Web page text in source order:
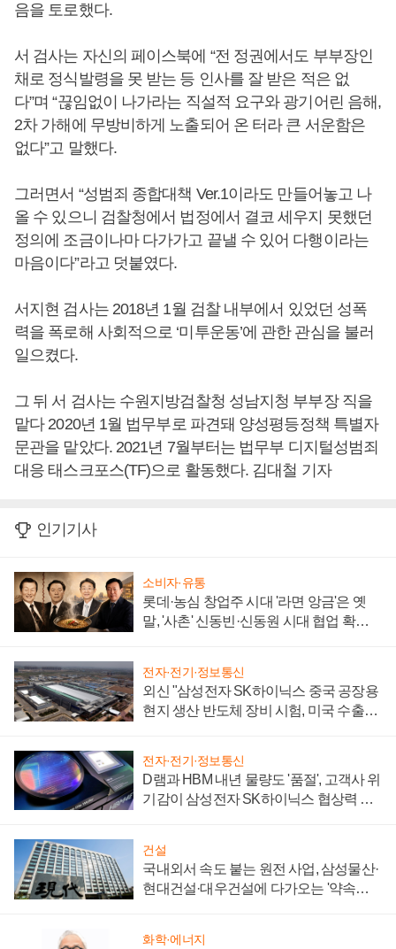
음을 토로했다.
서 검사는 자신의 페이스북에 “전 정권에서도 부부장인
채로 정식발령을 못 받는 등 인사를 잘 받은 적은 없
다”며 “끊임없이 나가라는 직설적 요구와 광기어린 음해,
2차 가해에 무방비하게 노출되어 온 터라 큰 서운함은
없다”고 말했다.
그러면서 “성범죄 종합대책 Ver.1이라도 만들어놓고 나
올 수 있으니 검찰청에서 법정에서 결코 세우지 못했던
정의에 조금이나마 다가가고 끝낼 수 있어 다행이라는
마음이다”라고 덧붙였다.
서지현 검사는 2018년 1월 검찰 내부에서 있었던 성폭
력을 폭로해 사회적으로 ‘미투운동’에 관한 관심을 불러
일으켰다.
그 뒤 서 검사는 수원지방검찰청 성남지청 부부장 직을
맡다 2020년 1월 법무부로 파견돼 양성평등정책 특별자
문관을 맡았다. 2021년 7월부터는 법무부 디지털성범죄
대응 태스크포스(TF)으로 활동했다. 김대철 기자
인기기사
소비자·유통
롯데·농심 창업주 시대 '라면 앙금'은 옛
말, '사촌' 신동빈·신동원 시대 협업 확대
전자·전기·정보통신
외신 "삼성전자 SK하이닉스 중국 공장용
현지 생산 반도체 장비 시험, 미국 수출통
전자·전기·정보통신
D램과 HBM 내년 물량도 '품절', 고객사 위
기감이 삼성전자 SK하이닉스 협상력 더
건설
국내외서 속도 붙는 원전 사업, 삼성물산·
현대건설·대우건설에 다가오는 '약속의
화학·에너지